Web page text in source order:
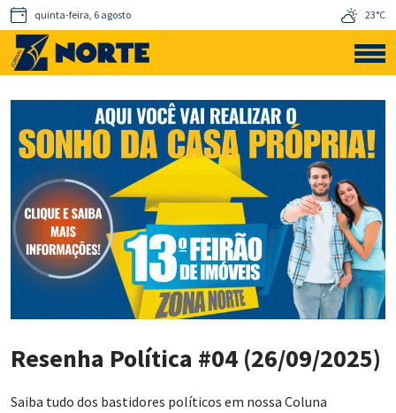
quinta-feira, 6 agosto 23°C
Resenha Política #04 (26/09/2025)
Saiba tudo dos bastidores políticos em nossa Coluna